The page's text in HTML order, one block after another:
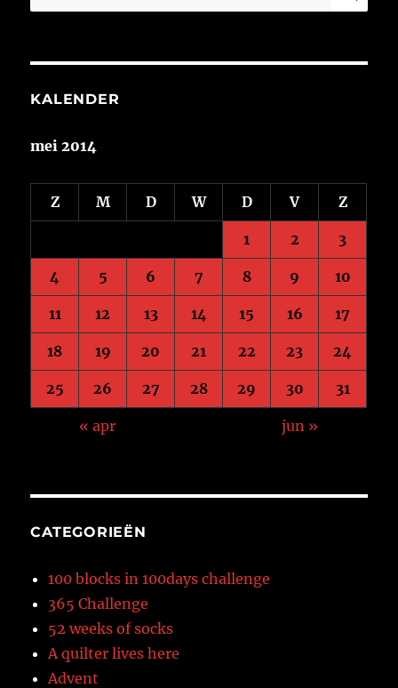
naar:
KALENDER
mei 2014
Z M D W D V Z
1 2 3
4 5 6 7 8 9 10
11 12 13 14 15 16 17
18 19 20 21 22 23 24
25 26 27 28 29 30 31
« apr jun »
CATEGORIEËN
100 blocks in 100days challenge
365 Challenge
52 weeks of socks
A quilter lives here
Advent